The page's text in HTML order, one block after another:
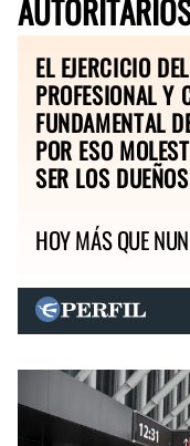
EL EJERCICIO
PROFESIONAL Y
FUNDAMENTAL
POR ESO
SER LOS
HOY MÁS QUE